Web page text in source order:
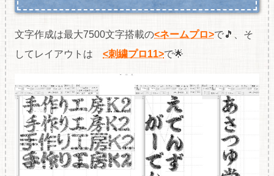
文字作成は最大7500文字搭載の<ネームプロ>で🎵、そ
してレイアウトは <刺繍プロ11>で🌟